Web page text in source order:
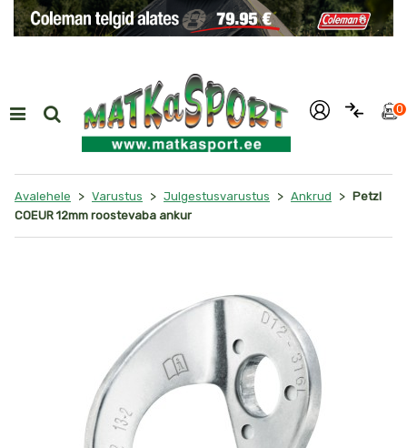
0
Avalehele > Varustus > Julgestusvarustus > Ankrud > Petzl
COEUR 12mm roostevaba ankur